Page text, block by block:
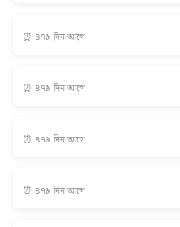
⏰ ৪৭৯ দিন আগে
⏰ ৪৭৯ দিন আগে
⏰ ৪৭৯ দিন আগে
⏰ ৪৭৯ দিন আগে